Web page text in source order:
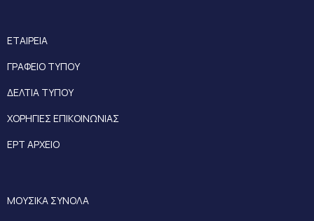
ΕΤΑΙΡΕΙΑ
ΓΡΑΦΕΙΟ ΤΥΠΟΥ
ΔΕΛΤΙΑ ΤΥΠΟΥ
ΧΟΡΗΓΙΕΣ ΕΠΙΚΟΙΝΩΝΙΑΣ
ΕΡΤ ΑΡΧΕΙΟ
ΜΟΥΣΙΚΑ ΣΥΝΟΛΑ